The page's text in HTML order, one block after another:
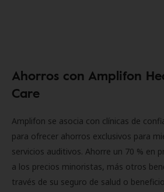
Ahorros con Amplifon
Care
Amplifon se asocia con clínicas de
para ofrecer ahorros exclusivos para
servicios auditivos. Ahorre un 70 % en
a los precios minoristas, más otros
través de su seguro de salud o